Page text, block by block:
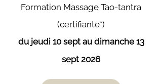
Formation M​assage Tao-tantra
(certifiante*)
du jeudi 10 sept au dimanche 13
sept 2026